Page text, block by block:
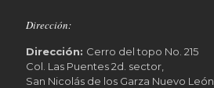
Dirección:
Dirección: Cerro del topo No. 215
Col. Las Puentes 2d. sector,
San Nicolás de los Garza Nuevo León